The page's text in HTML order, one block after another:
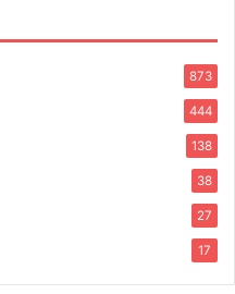
873
444
138
38
27
17